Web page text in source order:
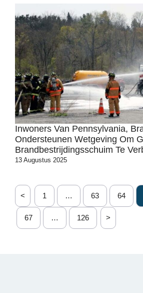
Inwoners Van Pennsylvania,
Ondersteunen Wetgeving Om
Brandbestrijdingsschuim Te
13 Augustus 2025
< 1 … 63 64
67 … 126 >